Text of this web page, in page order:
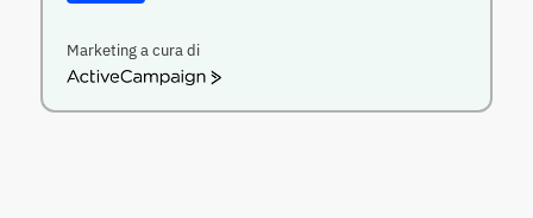
Marketing a cura di
ActiveCampaign